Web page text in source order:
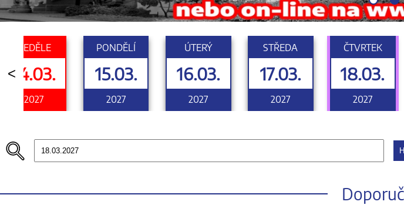
<
NEDĚLE
14.03.
2027
PONDĚLÍ
15.03.
2027
ÚTERÝ
16.03.
2027
STŘEDA
17.03.
2027
ČTVRTEK
18.03.
2027